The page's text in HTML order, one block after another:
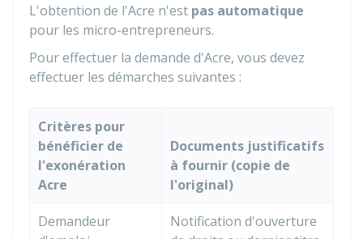
L'obtention de l'Acre n'est pas automatique
pour les micro-entrepreneurs.
Pour effectuer la demande d'Acre, vous devez
effectuer les démarches suivantes :
Critères pour
bénéficier de
l'exonération
Acre
Documents justificatifs
à fournir (copie de
l'original)
Demandeur
Notification d'ouverture